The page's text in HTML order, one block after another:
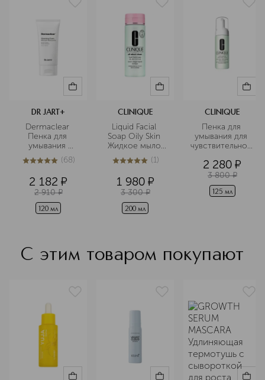
ингредиентами. Название бренда
происходит от корейского слова 산
(san), что значит «гора». В нём
отражается связь с родиной марки
— Южной Кореей, которую часто
называют «страной гор». Кроме
того, это слово стало символом
устремлённости бренда к новым
вершинам, инновациям и созданию
эффективных средств для ухода за
кожей.
Подробнее
DR JART+
Dermaclear
Пенка для
умывания
глубокого
очищения
5из 568 (68)
2 182 ¤
2 910 ¤
120 мл
CLINIQUE
Liquid Facial
Soap Oily Skin
Жидкое мыло
для жирной
кожи
5из 51 (1)
1 980 ¤
3 300 ¤
200 мл
CLINIQUE
Пенка для
умывания для
чувствительной
2 280 ¤
3 800 ¤
125 мл
С этим товаром покупают